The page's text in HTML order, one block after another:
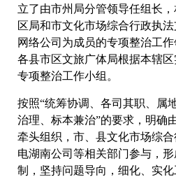
立了由市州局分管领导任组长
区局和市文化市场综合行政执
网络公司为成员的专项整治工
各县市区文旅广体局根据本辖
专项整治工作小组。
按照“统筹协调、各司其职、属
治理、标本兼治”的要求，明确
牵头组织，市、县文化市场综
电湖南公司等相关部门参与，
制，坚持问题导向，细化、实化